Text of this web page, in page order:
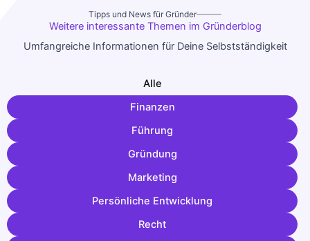
Tipps und News für Gründer
Weitere interessante Themen im Gründerblog
Umfangreiche Informationen für Deine Selbstständigkeit
Finanzen
Führung
Gründung
Marketing
Persönliche Entwicklung
Recht
Alle